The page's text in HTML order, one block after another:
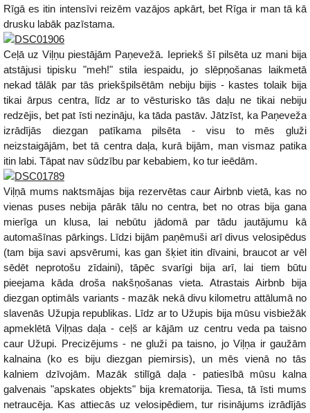
Rīgā es itin intensīvi reizēm vazājos apkārt, bet Rīga ir man tā kā
drusku labāk pazīstama.
Ceļā uz Viļņu piestājām Paņevežā. Iepriekš šī pilsēta uz mani bija
atstājusi tipisku "meh!" stila iespaidu, jo slēpņošanas laikmetā
nekad tālāk par tās priekšpilsētām nebiju bijis - kastes tolaik bija
tikai ārpus centra, līdz ar to vēsturisko tās daļu ne tikai nebiju
redzējis, bet pat īsti nezināju, ka tāda pastāv. Jātzīst, ka Paņeveža
izrādījās diezgan patīkama pilsēta - visu to mēs gluži
neizstaigājām, bet tā centra daļa, kurā bijām, man vismaz patika
itin labi. Tāpat nav sūdzību par kebabiem, ko tur ieēdām.
Viļņā mums naktsmājas bija rezervētas caur Airbnb vietā, kas no
vienas puses nebija pārāk tālu no centra, bet no otras bija gana
mierīga un klusa, lai nebūtu jādomā par tādu jautājumu kā
automašīnas pārkings. Līdzi bijām paņēmuši arī divus velosipēdus
(tam bija savi apsvērumi, kas gan šķiet itin dīvaini, braucot ar vēl
sēdēt neprotošu zīdaini), tāpēc svarīgi bija arī, lai tiem būtu
pieejama kāda droša nakšņošanas vieta. Atrastais Airbnb bija
diezgan optimāls variants - mazāk nekā divu kilometru attālumā no
slavenās Užupja republikas. Līdz ar to Užupis bija mūsu visbiežāk
apmeklētā Viļņas daļa - ceļš ar kājām uz centru veda pa taisno
caur Užupi. Precizējums - ne gluži pa taisno, jo Viļņa ir gaužām
kalnaina (ko es biju diezgan piemirsis), un mēs vienā no tās
kalniem dzīvojām. Mazāk stilīgā daļa - patiesībā mūsu kalna
galvenais "apskates objekts" bija krematorija. Tiesa, tā īsti mums
netraucēja. Kas attiecās uz velosipēdiem, tur risinājums izrādījās